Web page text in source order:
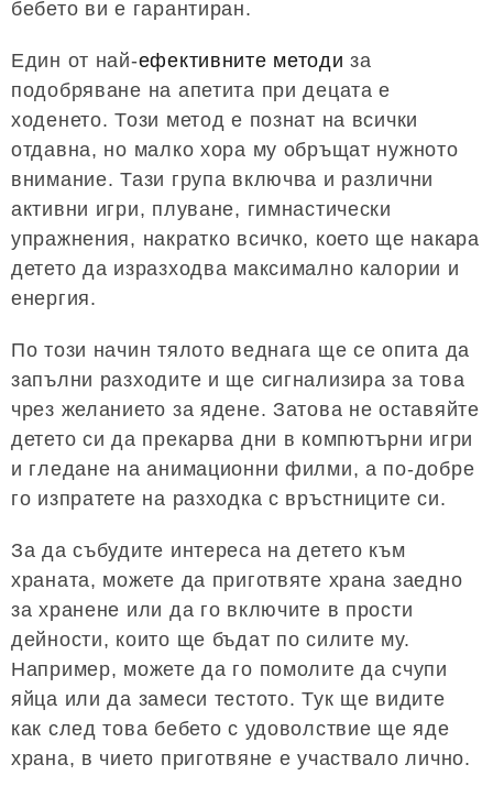
бебето ви е гарантиран.
Един от най-ефективните методи за
подобряване на апетита при децата е
ходенето. Този метод е познат на всички
отдавна, но малко хора му обръщат нужното
внимание. Тази група включва и различни
активни игри, плуване, гимнастически
упражнения, накратко всичко, което ще накара
детето да изразходва максимално калории и
енергия.
По този начин тялото веднага ще се опита да
запълни разходите и ще сигнализира за това
чрез желанието за ядене. Затова не оставяйте
детето си да прекарва дни в компютърни игри
и гледане на анимационни филми, а по-добре
го изпратете на разходка с връстниците си.
За да събудите интереса на детето към
храната, можете да приготвяте храна заедно
за хранене или да го включите в прости
дейности, които ще бъдат по силите му.
Например, можете да го помолите да счупи
яйца или да замеси тестото. Тук ще видите
как след това бебето с удоволствие ще яде
храна, в чието приготвяне е участвало лично.